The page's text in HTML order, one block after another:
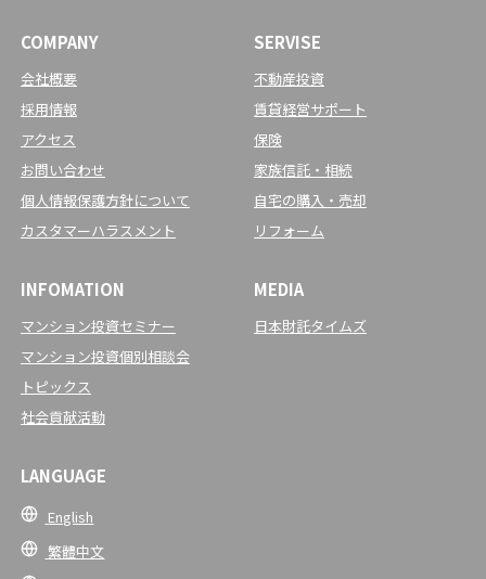
COMPANY
会社概要
採用情報
アクセス
お問い合わせ
個人情報保護方針について
カスタマーハラスメント
SERVISE
不動産投資
賃貸経営サポート
保険
家族信託・相続
自宅の購入・売却
リフォーム
INFOMATION
マンション投資セミナー
マンション投資個別相談会
トピックス
社会貢献活動
MEDIA
日本財託タイムズ
LANGUAGE
English
繁體中文